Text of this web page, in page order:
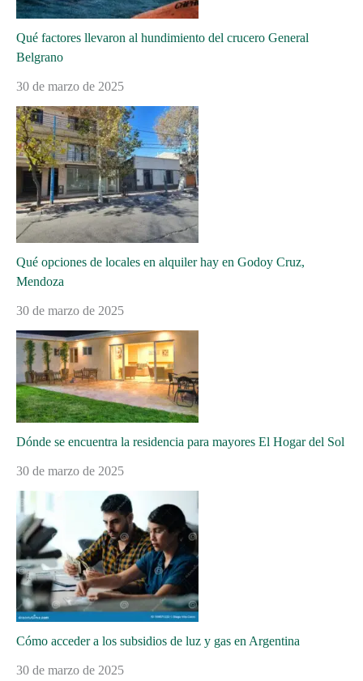
Qué factores llevaron al hundimiento del crucero General
Belgrano
30 de marzo de 2025
Qué opciones de locales en alquiler hay en Godoy Cruz,
Mendoza
30 de marzo de 2025
Dónde se encuentra la residencia para mayores El Hogar del Sol
30 de marzo de 2025
Cómo acceder a los subsidios de luz y gas en Argentina
30 de marzo de 2025